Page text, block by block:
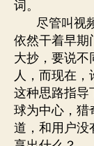
词。
尽管叫视频
依然干着早期
大抄，要说不
人，而现在
这种思路指导
球为中心，猎
道，和用户没